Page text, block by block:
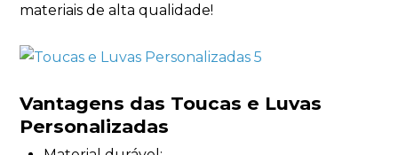
materiais de alta qualidade!
Vantagens das Toucas e Luvas
Personalizadas